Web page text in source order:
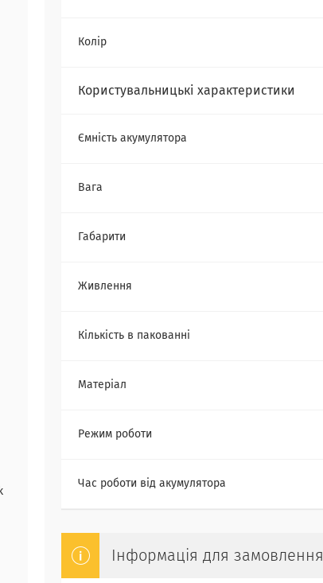
Колір
Користувальницькі характеристики
Ємність акумулятора
Вага
Габарити
Живлення
Кількість в пакованні
Матеріал
Режим роботи
Час роботи від акумулятора
Інформація для замовлення